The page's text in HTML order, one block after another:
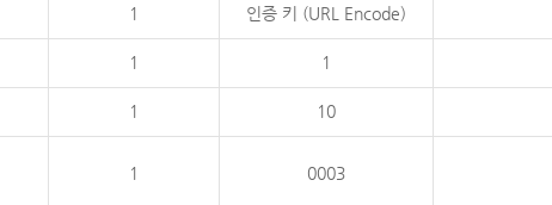
1 인증 키 (URL Encode)
1 1
1 10
1 0003